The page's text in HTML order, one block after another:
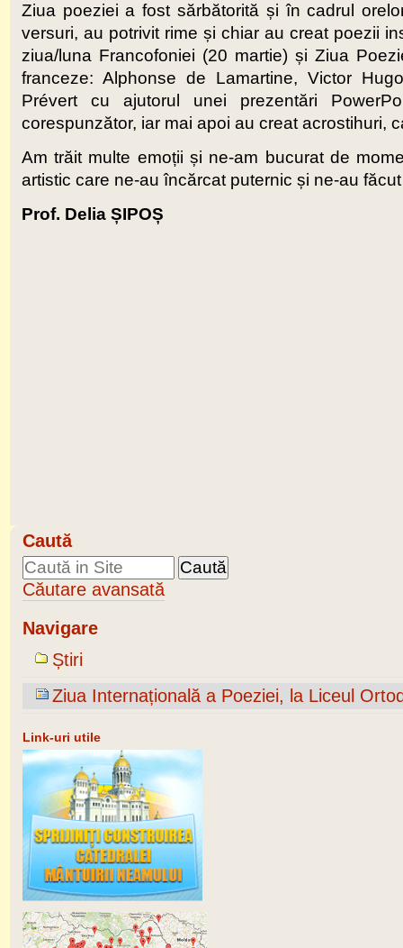
Ziua poeziei a fost sărbătorită și în cadrul
versuri, au potrivit rime și chiar au creat poezii
ziua/luna Francofoniei (20 martie) și Ziua
franceze: Alphonse de Lamartine, Victor
Prévert cu ajutorul unei prezentări
corespunzător, iar mai apoi au creat acrostihuri,
Am trăit multe emoții și ne-am bucurat de
artistic care ne-au încărcat puternic și ne-au
Prof. Delia ȘIPOȘ
Caută
Căutare avansată
Navigare
Știri
Ziua Internațională a Poeziei, la Liceul
Link-uri utile